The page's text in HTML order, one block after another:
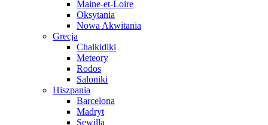
Maine-et-Loire
Oksytania
Nowa Akwitania
Grecja
Chalkidiki
Meteory
Rodos
Saloniki
Hiszpania
Barcelona
Madryt
Sewilla